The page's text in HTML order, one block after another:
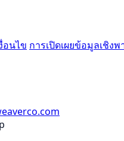
อนไข การเปิดเผยข้อมูลเชิง